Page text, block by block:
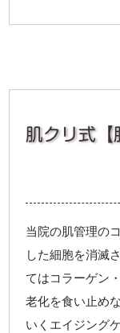
肌クリ式【
当院の肌管理の
した細胞を消滅
てはコラーゲン
老化を食い止め
いくエイジング